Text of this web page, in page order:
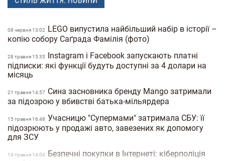
08 червня 13:02
LEGO випустила найбільший набір в історії –
копію собору Саґрада Фамілія (фото)
28 травня 15:35 Instagram і Facebook запускають платні
підписки: які функції будуть доступні за 4 долари на
місяць
21 травня 14:57
Сина засновника бренду Mango затримали
за підозрою у вбивстві батька-мільярдера
15 травня 16:48 Учасницю "Супермами" затримала СБУ: її
підозрюють у продажі авто, завезених як допомогу
для ЗСУ
14 травня 14:04 Безпечні покупки в Інтернеті: кіберполіція